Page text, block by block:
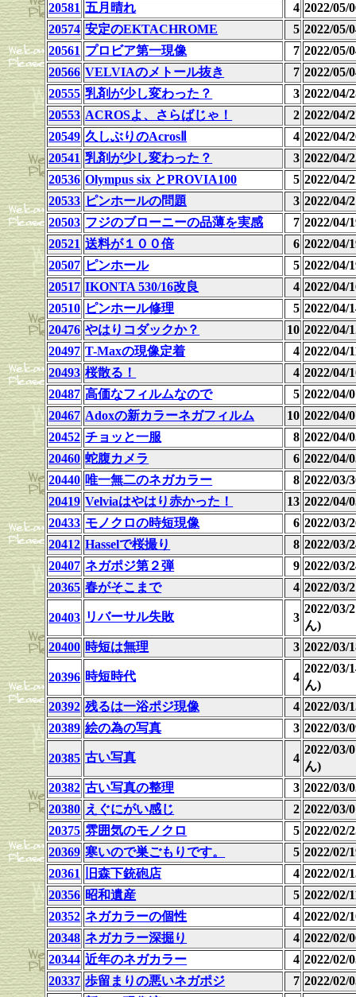
20581 五月晴れ 4 2022/05/
20574 安定のEKTACHROME 5 2022/05/
20561 プロビア第一現像 7 2022/05/
20566 VELVIAのメトール抜き 7 2022/05/
20555 乳剤が少し変わった？ 3 2022/04/
20553 ACROSよ、さらばじゃ！ 2 2022/04/
20549 久しぶりのAcrosⅡ 4 2022/04/
20541 乳剤が少し変わった？ 3 2022/04/
20536 Olympus six とPROVIA100 5 2022/04/
20533 ピンホールの問題 3 2022/04/
20503 フジのブローニーの品薄を実感 7 2022/04/
20521 送料が１００倍 6 2022/04/
20507 ピンホール 5 2022/04/
20517 IKONTA 530/16改良 4 2022/04/
20510 ピンホール修理 5 2022/04/
20476 やはりコダックか？ 10 2022/04/
20497 T-Maxの現像定着 4 2022/04/
20493 桜散る！ 4 2022/04/
20487 高価なフィルムなので 5 2022/04/
20467 Adoxの新カラーネガフィルム 10 2022/04/
20452 チョッと一服 8 2022/04/
20460 蛇腹カメラ 6 2022/04/
20440 唯一無二のネガカラー 8 2022/03/
20419 Velviaはやはり赤かった！ 13 2022/04/
20433 モノクロの時短現像 6 2022/03/
20412 Hasselで桜撮り 8 2022/03/
20407 ネガポジ第２弾 9 2022/03/
20365 春がそこまで 4 2022/03/
20403 リバーサル失敗 3
2022/03/
ん)
20400 時短は無理 3 2022/03/
20396 時短時代 4
2022/03/
ん)
20392 残るは一浴ポジ現像 4 2022/03/
20389 絵の為の写真 3 2022/03/
20385 古い写真 4
2022/03/
ん)
20382 古い写真の整理 3 2022/03/
20380 えぐにがい感じ 2 2022/03/
20375 雰囲気のモノクロ 5 2022/02/
20369 寒いので巣ごもりです。 5 2022/02/
20361
旧森下銃砲店 4 2022/02/
20356 昭和遺産 5 2022/02/
20352 ネガカラーの個性 4 2022/02/
20348 ネガカラー深掘り 4 2022/02/
20344 近年のネガカラー 4 2022/02/
20337 歩留まりの悪いネガポジ 7 2022/02/